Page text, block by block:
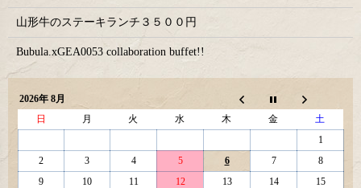
山形牛のステーキランチ３５００円
Bubula.xGEA0053 collaboration buffet!!
2026年 8月
日
月 火 水 木 金
土
1
2
3 4 5 6 7
8
9
10 11 12 13 14
15